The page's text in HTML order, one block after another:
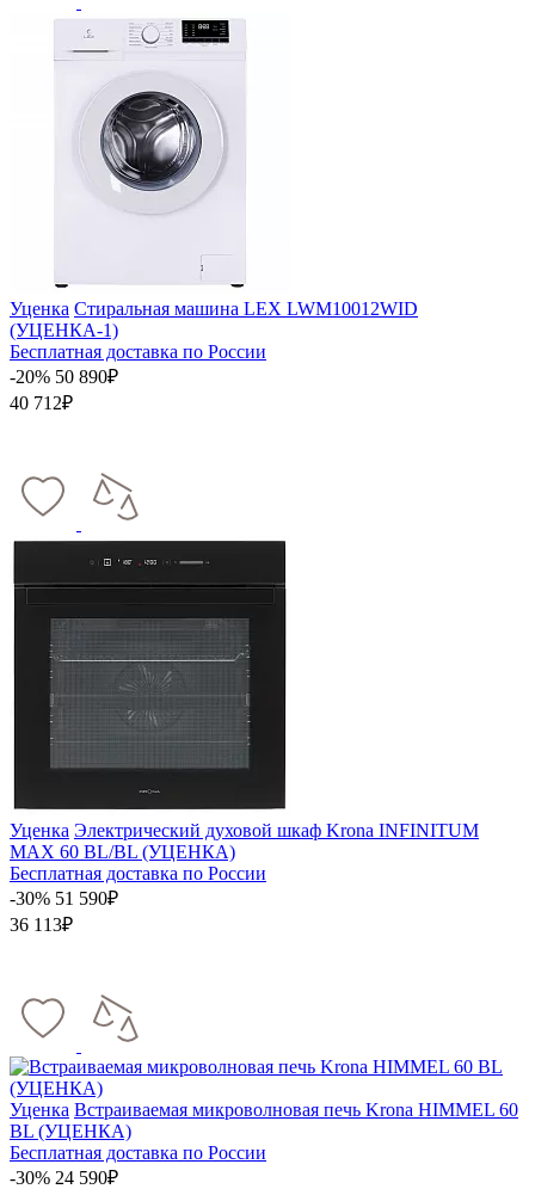
Уценка Стиральная машина LEX LWM10012WID
(УЦЕНКА-1)
Бесплатная доставка по России
-20% 50 890₽
40 712₽
Уценка Электрический духовой шкаф Krona INFINITUM
MAX 60 BL/BL (УЦЕНКА)
Бесплатная доставка по России
-30% 51 590₽
36 113₽
Уценка Встраиваемая микроволновая печь Krona HIMMEL 60
BL (УЦЕНКА)
Бесплатная доставка по России
-30% 24 590₽